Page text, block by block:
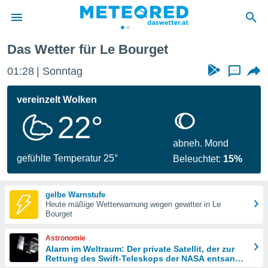
wurde
dass
sind.
diese
Das Wetter für Le Bourget
01:28 Sonntag ...
vereinzelt Wolken
22°
gefühlte Temperatur 25°
abneh. Mond
Beleuchtet: 15%
gelbe Warnstufe
Heute mäßige Wetterwarnung wegen gewitter in Le
Bourget
Astronomie
Alarm im Weltraum: Der private Satellit, der zur
Rettung des Swift-Teleskops der NASA entsandt